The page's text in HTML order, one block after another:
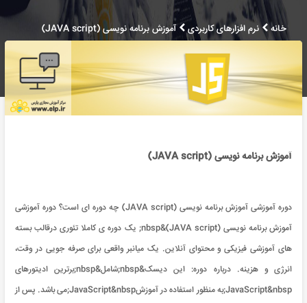
خانه نرم افزارهای کاربردی آموزش برنامه نویسی (JAVA script)
آموزش برنامه نویسی (JAVA script)
دوره آموزشی آموزش برنامه نویسی (JAVA script) چه دوره ای است؟ دوره آموزشی
آموزش برنامه نویسی (JAVA script)&nbsp; یک دوره ی کاملا تئوری درقالب بسته
های آموزشی فیزیکی و محتوای آنلاین. یک میانبر واقعی برای صرفه جویی در وقت،
انرژی و هزینه. درباره دوره: این دیسک&nbsp;شامل&nbsp;برترین ادیتورهای
JavaScript&nbsp;به منظور استفاده در آموزشJavaScript&nbsp;می باشد. پس از